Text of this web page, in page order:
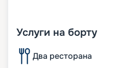
Услуги на борту
Два ресторана